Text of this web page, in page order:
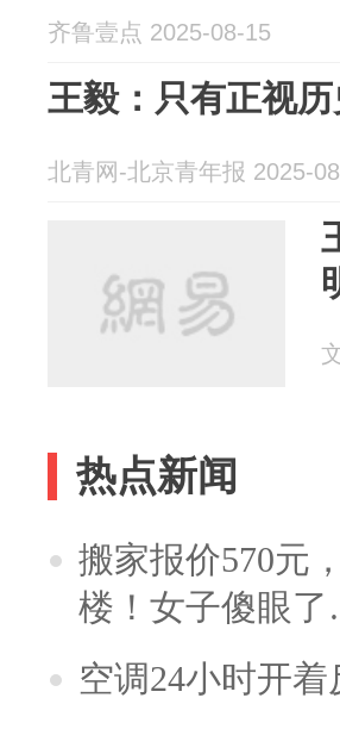
齐鲁壹点 2025-08-15
王毅：只有正视
北青网-北京青年报 2025-
热点新闻
搬家报价570元
楼！女子傻眼
空调24小时开